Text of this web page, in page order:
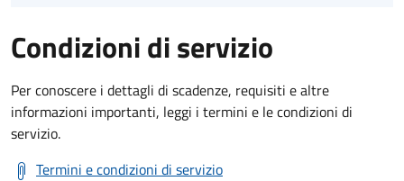
Condizioni di servizio
Per conoscere i dettagli di scadenze, requisiti e altre
informazioni importanti, leggi i termini e le condizioni di
servizio.
Termini e condizioni di servizio